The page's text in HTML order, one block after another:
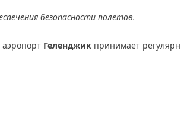
безопасности полетов.
Геленджик принимает